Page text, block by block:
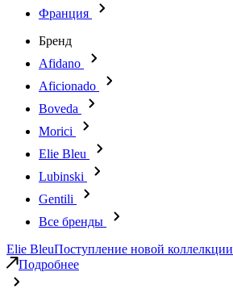
Франция
Бренд
Afidano
Aficionado
Boveda
Morici
Elie Bleu
Lubinski
Gentili
Все бренды
Elie BleuПоступление новой коллелкции
Подробнее